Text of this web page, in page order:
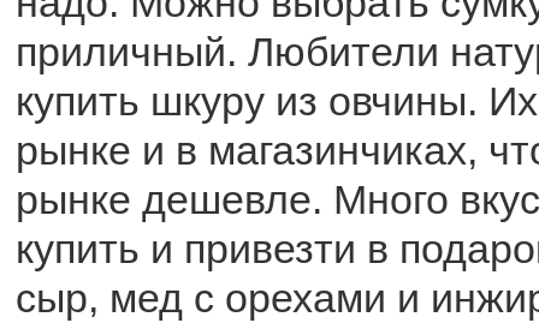
приличный. Любители
купить шкуру из овчины.
рынке и в магазинчиках,
рынке дешевле. Много
купить и привезти в
сыр, мед с орехами и